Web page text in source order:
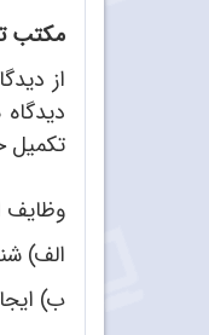
مکتب
از
تکمیل
وظایف
الف)
ب)